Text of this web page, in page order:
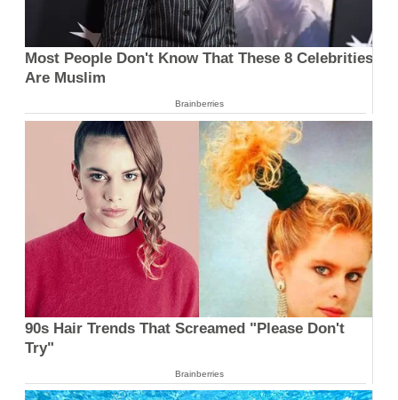
Most People Don't Know That These 8 Celebrities
Are Muslim
Brainberries
90s Hair Trends That Screamed "Please Don't
Try"
Brainberries